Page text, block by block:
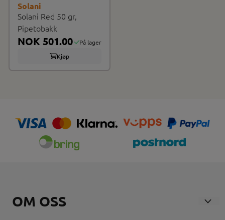
Solani
Solani Red 50 gr,
Pipetobakk
NOK 501.00
På lager
Kjøp
OM OSS